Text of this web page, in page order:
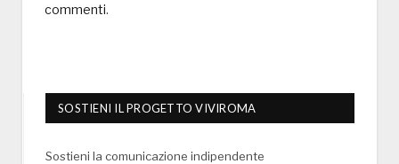
commenti.
SOSTIENI IL PROGETTO VIVIROMA
Sostieni la comunicazione indipendente